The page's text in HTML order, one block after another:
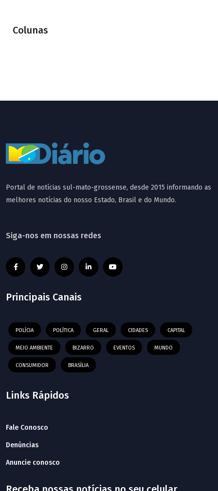
Colunas
Portal de notícias sul-mato-grossense, desde 2015 informando as
melhores notícias do nosso Estado, Brasil e do Mundo.
Siga-nos em nossas redes
Principais Canais
POLÍCIA POLÍTICA GERAL CIDADES CAPITAL
MEIO AMBIENTE BIZARRO EVENTOS MUNDO
CONSUMIDOR BRASÍLIA
Links Rápidos
Fale Conosco
Denúncias
Anuncie conosco